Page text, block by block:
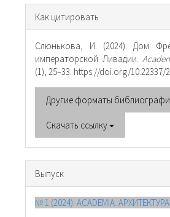
Информация
о статье
Как цитировать
Слюнькова, И. (2024). Дом
императорской Ливадии.
(1), 25–33. https://doi.org/10.22337/
Другие форматы
Скачать ссылку
Выпуск
№ 1 (2024): ACADEMIA.